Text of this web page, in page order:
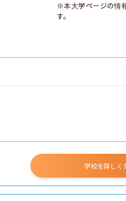
※本大学ページの情
す。
学校を詳しく